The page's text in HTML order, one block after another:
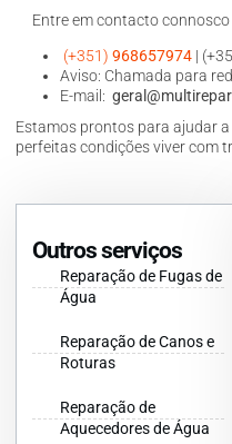
Entre em contacto connosco
(+351) 968657974 |
Aviso: Chamada para
E-mail:
Estamos prontos para ajudar
perfeitas condições viver com
Outros serviços
Reparação de Fugas de
Água
Reparação de Canos e
Roturas
Reparação de
Aquecedores de Água